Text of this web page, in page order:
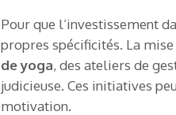
Pour que l’investissement
propres spécificités. La
de yoga, des ateliers de
judicieuse. Ces initiatives
motivation.